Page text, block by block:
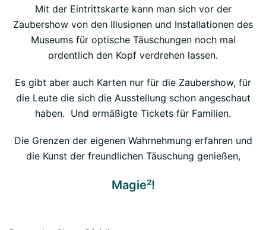
Mit der Eintrittskarte kann man sich vor der
Zaubershow von den Illusionen und Installationen des
Museums für optische Täuschungen noch mal
ordentlich den Kopf verdrehen lassen.
Es gibt aber auch Karten nur für die Zaubershow, für
die Leute die sich die Ausstellung schon angeschaut
haben. Und ermäßigte Tickets für Familien.
Die Grenzen der eigenen Wahrnehmung erfahren und
die Kunst der freundlichen Täuschung genießen,
Magie²!